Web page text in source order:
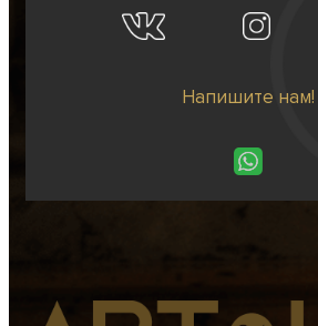
Напишите нам!